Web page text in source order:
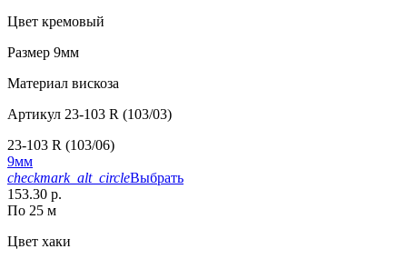
Цвет кремовый
Размер 9мм
Материал вискоза
Артикул 23-103 R (103/03)
23-103 R (103/06)
9мм
checkmark_alt_circleВыбрать
153.30 р.
По 25 м
Цвет хаки